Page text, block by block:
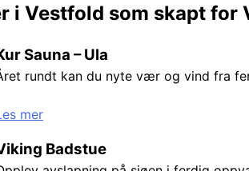
i Vestfold som skapt for
Sauna – Ula
rundt kan du nyte vær og vind fra
mer
Badstue